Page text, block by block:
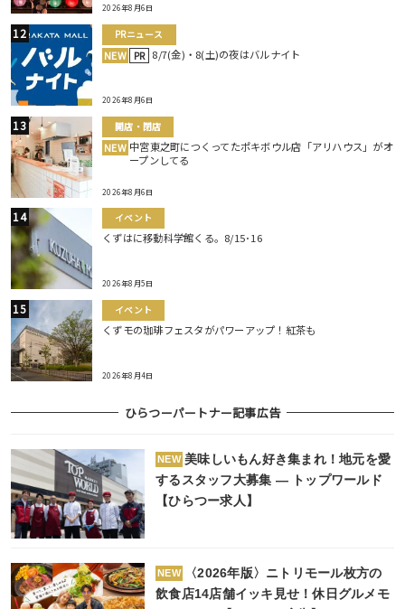
2026年8月6日
PRニュース
NEW PR 8/7(金)・8(土)の夜はバルナイト
2026年8月6日
開店・閉店
NEW 中宮東之町につくってたポキボウル店「アリハウス」がオ
ープンしてる
2026年8月6日
イベント
くずはに移動科学館くる。8/15･16
2026年8月5日
イベント
くずモの珈琲フェスタがパワーアップ！紅茶も
2026年8月4日
ひらつーパートナー記事広告
NEW 美味しいもん好き集まれ！地元を愛
するスタッフ大募集 ― トップワールド
【ひらつー求人】
NEW
〈2026年版〉ニトリモール枚方の
飲食店14店舗イッキ見せ！休日グルメモ